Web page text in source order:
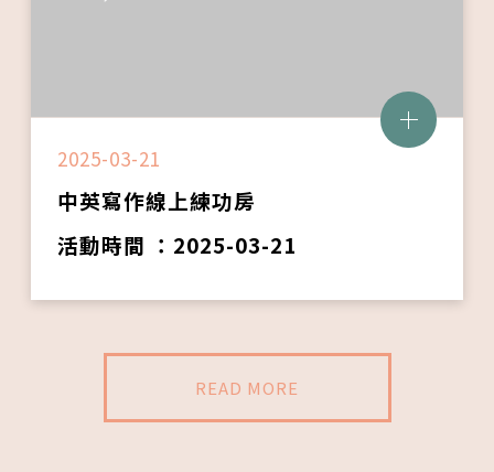
2025-03-21
中英寫作線上練功房
活動時間 ：2025-03-21
READ MORE